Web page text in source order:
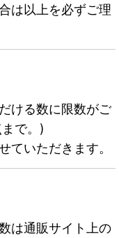
は以上を必ずご理
ける数に限数がご
で。)
ていただきます。
は通販サイト上の